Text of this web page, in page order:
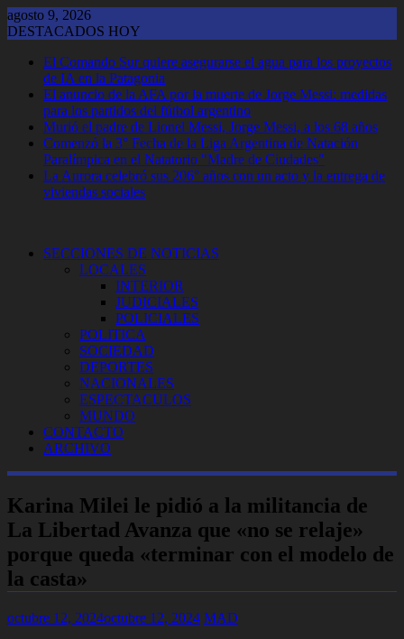
Saltar
al
agosto 9, 2026
DESTACADOS HOY
El Comando Sur quiere asegurarse el agua para los proyectos
de IA en la Patagonia
El anuncio de la AFA por la muerte de Jorge Messi: medidas
para los partidos del fútbol argentino
Murió el padre de Lionel Messi, Jorge Messi, a los 68 años
Comenzó la 3° Fecha de la Liga Argentina de Natación
Paralímpica en el Natatorio "Madre de Ciudades"
La Aurora celebró sus 206° años con un acto y la entrega de
viviendas sociales
SECCIONES DE NOTICIAS
LOCALES
INTERIOR
JUDICIALES
POLICIALES
POLITICA
SOCIEDAD
DEPORTES
NACIONALES
ESPECTACULOS
MUNDO
CONTACTO
ARCHIVO
Karina Milei le pidió a la militancia de
La Libertad Avanza que «no se relaje»
porque queda «terminar con el modelo de
la casta»
octubre 12, 2024octubre 12, 2024 MAD